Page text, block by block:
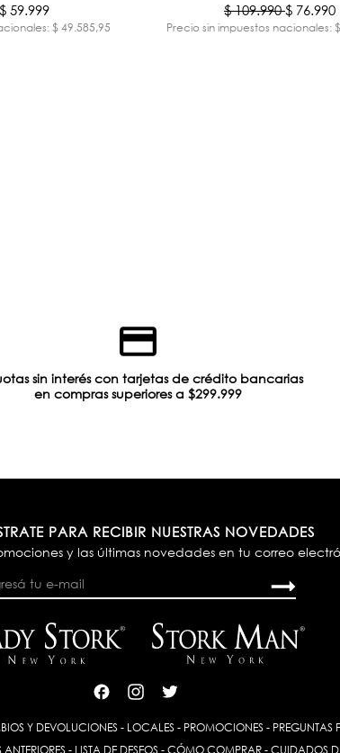
$ 59.999
$ 49.585,95
$ 109.990$ 76.990
Precio sin impuestos nacionales:
sin interés con tarjetas de crédito bancarias
en compras superiores a $299.999
PARA RECIBIR NUESTRAS NOVEDADES
y las últimas novedades en tu correo
Y DEVOLUCIONES- LOCALES - PROMOCIONES - PREGUNTAS
- LISTA DE DESEOS- CÓMO COMPRAR- CUIDADOS